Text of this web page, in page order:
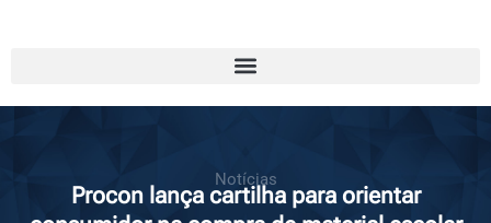
Notícias
Procon lança cartilha para orientar